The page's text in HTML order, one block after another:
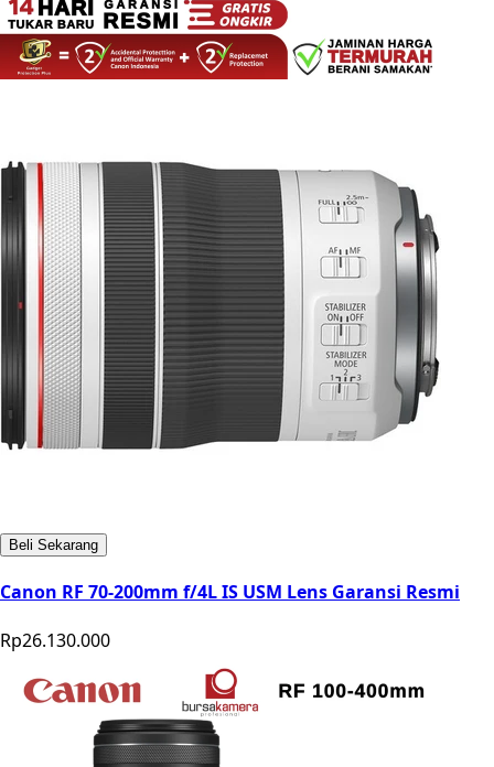
Beli Sekarang
Canon RF 70-200mm f/4L IS USM Lens Garansi Resmi
Rp26.130.000